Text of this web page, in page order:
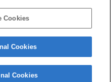
nos cantos do ecrã ou
Cookies
Cookies
Cookies